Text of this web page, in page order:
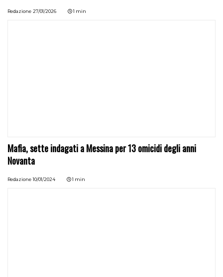
Redazione 27/01/2026 1 min
Mafia, sette indagati a Messina per 13 omicidi degli anni
Novanta
Redazione 10/01/2024 1 min